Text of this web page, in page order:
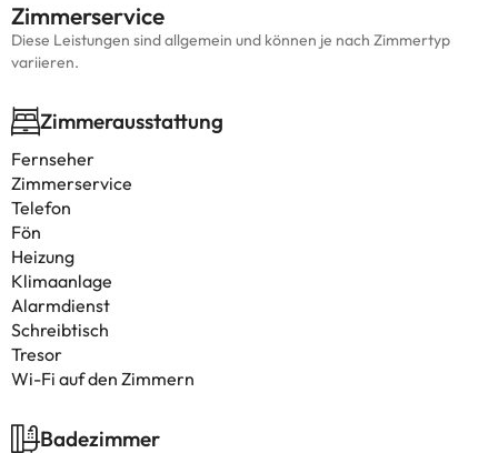
Zimmerservice
Diese Leistungen sind allgemein und können je nach Zimmertyp
variieren.
Zimmerausstattung
Fernseher
Zimmerservice
Telefon
Fön
Heizung
Klimaanlage
Alarmdienst
Schreibtisch
Tresor
Wi-Fi auf den Zimmern
Badezimmer